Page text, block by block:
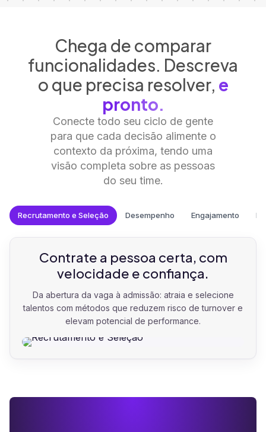
Chega de comparar
funcionalidades. Descreva
o que precisa resolver, e
pronto.
Conecte todo seu ciclo de gente
para que cada decisão alimente o
contexto da próxima, tendo uma
visão completa sobre as pessoas
do seu time.
Recrutamento e Seleção Desempenho Engajamento
Contrate a pessoa certa, com
velocidade e confiança.
Da abertura da vaga à admissão: atraia e selecione
talentos com métodos que reduzem risco de turnover e
elevam potencial de performance.